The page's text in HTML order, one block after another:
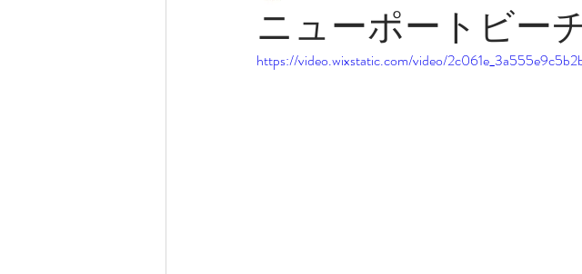
サンフランシスコ観光 サンフランシスコグルメ
ニューポートビー
https://video.wixstatic.com/video/